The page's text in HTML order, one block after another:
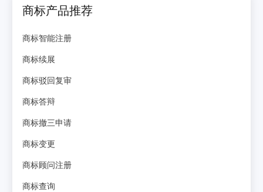
商标产品推荐
商标智能注册
商标续展
商标驳回复审
商标答辩
商标撤三申请
商标变更
商标顾问注册
商标查询